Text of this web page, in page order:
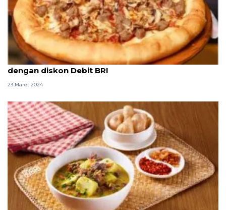
Buka puasa bersama di Pizza Hut tambah seru
dengan diskon Debit BRI
23 Maret 2024